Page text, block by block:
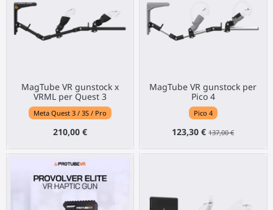
MagTube VR gunstock x
VRML per Quest 3
Meta Quest 3 / 3S / Pro
210,00 €
MagTube VR gunstock per
Pico 4
Pico 4
123,30 €137,00 €